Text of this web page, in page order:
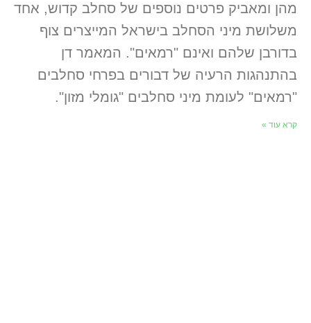
מהן ומאביק פרטים נוספים של סחלב קדוש, אחד
משלושת מיני הסחלב בישראל המייצרים צוף
בדורבן שלהם ואינם "רמאים". המאמר דן
בהתנהגות הרעיה של דבורים בפרחי סחלבים
"רמאים" לעומת מיני סחלבים "גומלי מזון".
קרא עוד »